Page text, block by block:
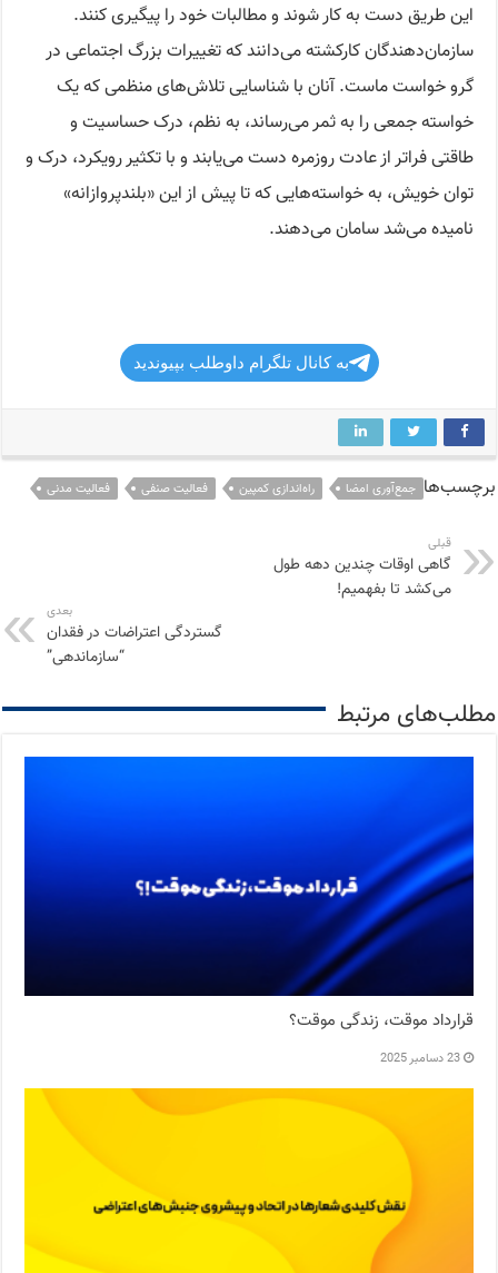
این طریق دست به کار شوند و مطالبات خود را پیگیری کنند.
سازمان‌دهندگان کارکشته می‌دانند که تغییرات بزرگ اجتماعی در
گرو خواست ماست. آنان با شناسایی تلاش‌های منظمی که یک
خواسته جمعی را به ثمر می‌رساند، به نظم، درک حساسیت و
طاقتی فراتر از عادت روزمره دست می‌یابند و با تکثیر رویکرد، درک و
توان خویش، به خواسته‌هایی که تا پیش از این «بلندپروازانه»
نامیده می‌شد سامان می‌دهند.
به کانال تلگرام داوطلب بپیوندید
برچسب‌ها جمع‌آوری امضا راه‌اندازی کمپین فعالیت صنفی فعالیت مدنی
قبلی
گاهی اوقات چندین دهه طول
می‌کشد تا بفهمیم!
بعدی
گستردگی اعتراضات در فقدان
“سازماندهی”
مطلب‌های مرتبط
قرارداد موقت، زندگی موقت؟
23 دسامبر 2025